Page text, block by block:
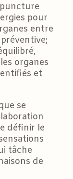
pour
entre
organes
et
se
définir le
tâche
de